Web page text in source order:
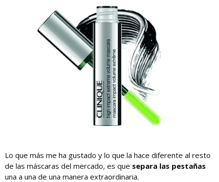
Lo que más me ha gustado y lo que la hace diferente al resto
de las máscaras del mercado, es que separa las pestañas
una a una de una manera extraordinaria.